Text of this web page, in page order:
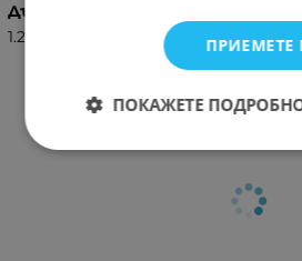
Дължина
1.2M
ПРИЕМЕТЕ
ПОКАЖЕТЕ